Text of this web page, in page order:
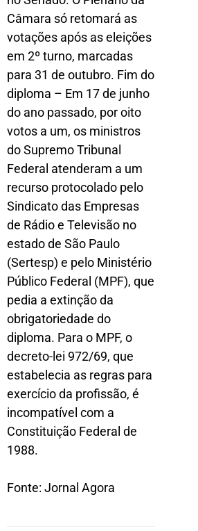
Câmara só retomará as
votações após as eleições
em 2º turno, marcadas
para 31 de outubro. Fim do
diploma – Em 17 de junho
do ano passado, por oito
votos a um, os ministros
do Supremo Tribunal
Federal atenderam a um
recurso protocolado pelo
Sindicato das Empresas
de Rádio e Televisão no
estado de São Paulo
(Sertesp) e pelo Ministério
Público Federal (MPF), que
pedia a extinção da
obrigatoriedade do
diploma. Para o MPF, o
decreto-lei 972/69, que
estabelecia as regras para
exercício da profissão, é
incompatível com a
Constituição Federal de
1988.
Fonte: Jornal Agora